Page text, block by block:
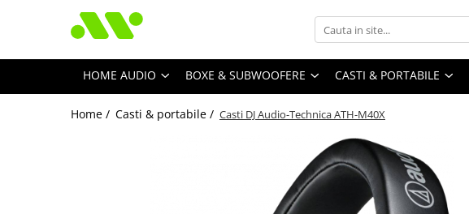
HOME AUDIO BOXE & SUBWOOFERE CASTI & PORTABILE
Home / Casti & portabile / Casti DJ Audio-Technica ATH-M40X